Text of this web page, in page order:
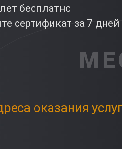
бесплатно
сертификат за 7
оказания